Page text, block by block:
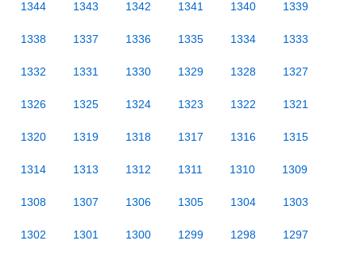
1344 1343 1342 1341 1340 1339
1338 1337 1336 1335 1334 1333
1332 1331 1330 1329 1328 1327
1326 1325 1324 1323 1322 1321
1320 1319 1318 1317 1316 1315
1314 1313 1312 1311 1310 1309
1308 1307 1306 1305 1304 1303
1302 1301 1300 1299 1298 1297